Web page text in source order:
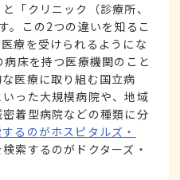
「クリニック（診療所、
。この2つの違いを知るこ
療を受けられるようにな
床を持つ医療機関のこと
医療に取り組む国立病
った大規模病院や、地域
着型病院などの種類に分
するのがホスピタルズ・
索するのがドクターズ・